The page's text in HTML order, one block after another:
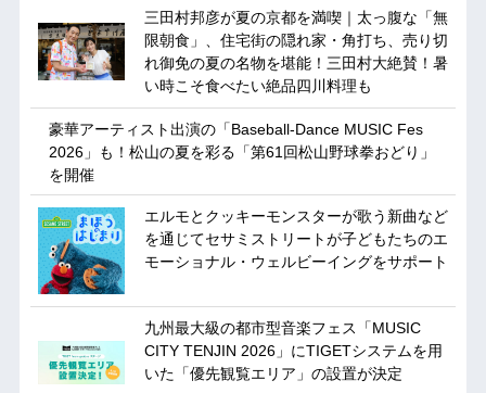
三田村邦彦が夏の京都を満喫｜太っ腹な「無
限朝食」、住宅街の隠れ家・角打ち、売り切
れ御免の夏の名物を堪能！三田村大絶賛！暑
い時こそ食べたい絶品四川料理も
豪華アーティスト出演の「Baseball-Dance MUSIC Fes
2026」も！松山の夏を彩る「第61回松山野球拳おどり」
を開催
エルモとクッキーモンスターが歌う新曲など
を通じてセサミストリートが子どもたちのエ
モーショナル・ウェルビーイングをサポート
九州最大級の都市型音楽フェス「MUSIC
CITY TENJIN 2026」にTIGETシステムを用
いた「優先観覧エリア」の設置が決定